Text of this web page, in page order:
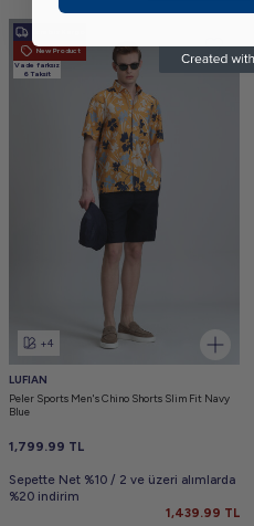
New Product
Vade farksız
6 Taksit
+4
LUFIAN
Peler Sports Men's Chino Shorts Slim Fit Navy
Blue
1,799.99 TL
Sepette Net %10 / 2 ve üzeri alımlarda
%20 indirim
1,439.99 TL